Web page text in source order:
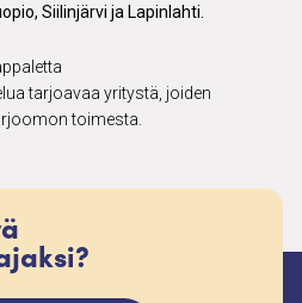
Siilinjärvi ja Lapinlahti.
tarjoavaa yritystä, joiden
toimesta.